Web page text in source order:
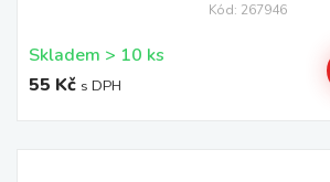
Kód: 267946
Skladem > 10 ks
55 Kč s DPH